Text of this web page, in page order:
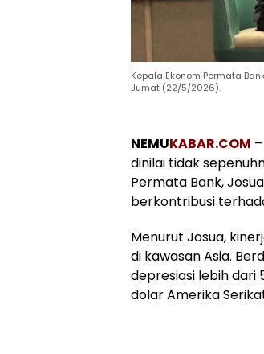
Kepala Ekonom Permata
Jumat (22/5/2026).
NEMUKABAR.COM
dinilai tidak
Permata Bank,
berkontribusi
Menurut Josua,
di kawasan Asia.
depresiasi lebih
dolar Amerika